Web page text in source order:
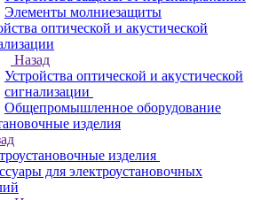
Элементы молниезащиты
оптической и акустической
Назад
Устройства оптической и акустической
сигнализации
Общепромышленное оборудование
изделия
изделия
для электроустановочных